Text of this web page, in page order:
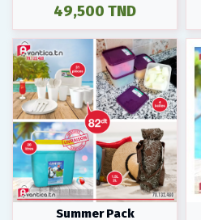
49,500 TND
Summer Pack